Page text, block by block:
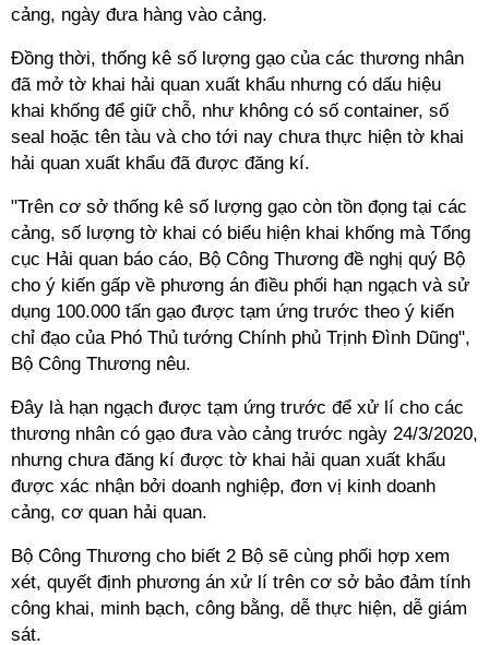
cảng, ngày đưa hàng vào cảng.
Đồng thời, thống kê số lượng gạo của các thương nhân
đã mở tờ khai hải quan xuất khẩu nhưng có dấu hiệu
khai khống để giữ chỗ, như không có số container, số
seal hoặc tên tàu và cho tới nay chưa thực hiện tờ khai
hải quan xuất khẩu đã được đăng kí.
"Trên cơ sở thống kê số lượng gạo còn tồn đọng tại các
cảng, số lượng tờ khai có biểu hiện khai khống mà Tổng
cục Hải quan báo cáo, Bộ Công Thương đề nghị quý Bộ
cho ý kiến gấp về phương án điều phối hạn ngạch và sử
dụng 100.000 tấn gạo được tạm ứng trước theo ý kiến
chỉ đạo của Phó Thủ tướng Chính phủ Trịnh Đình Dũng",
Bộ Công Thương nêu.
Đây là hạn ngạch được tạm ứng trước để xử lí cho các
thương nhân có gạo đưa vào cảng trước ngày 24/3/2020,
nhưng chưa đăng kí được tờ khai hải quan xuất khẩu
được xác nhận bởi doanh nghiệp, đơn vị kinh doanh
cảng, cơ quan hải quan.
Bộ Công Thương cho biết 2 Bộ sẽ cùng phối hợp xem
xét, quyết định phương án xử lí trên cơ sở bảo đảm tính
công khai, minh bạch, công bằng, dễ thực hiện, dễ giám
sát.